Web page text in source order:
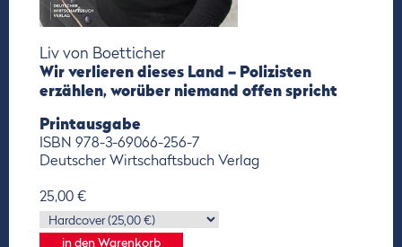
Liv von Boetticher
Wir verlieren dieses Land – Polizisten
erzählen, worüber niemand offen spricht
Printausgabe
ISBN 978-3-69066-256-7
Deutscher Wirtschaftsbuch Verlag
25,00 €